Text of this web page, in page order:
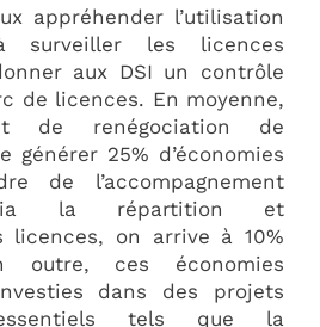
appréhender l’utilisation
surveiller les licences
aux DSI un contrôle
de licences. En moyenne,
de renégociation de
générer 25% d’économies
de l’accompagnement
via la répartition et
licences, on arrive à 10%
outre, ces économies
dans des projets
essentiels tels que la